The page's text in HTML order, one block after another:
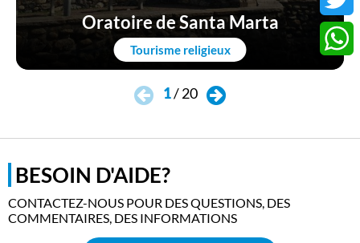
Twitter
Tourisme religieux
Oratoire de Santa Marta
1/20
BESOIN D'AIDE?
CONTACTEZ-NOUS POUR DES QUESTIONS, DES
COMMENTAIRES, DES INFORMATIONS